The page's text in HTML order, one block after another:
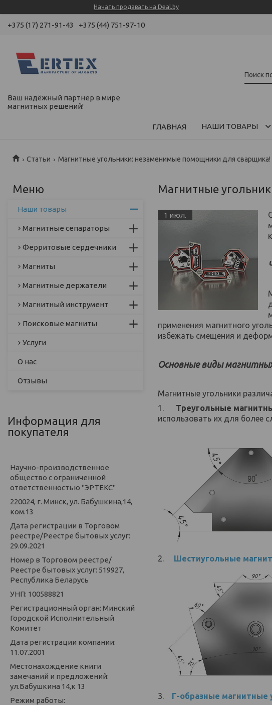
Начать продавать на Deal.by
+375 (17) 271-91-43 +375 (44) 751-97-10
Ваш надёжный партнер в мире
магнитных решений!
ГЛАВНАЯ НАШИ ТОВАРЫ
Статьи Магнитные угольники: незаменимые помощники для сварщика!
Магнитные
1 июл.
применения магнитного
избежать смещения и
Основные виды
Магнитные угольники
1. Треугольные
использовать их для более
2. Шестиугольные
3. Г-образные магнитные
Наши товары
Магнитные сепараторы
Ферритовые сердечники
Магниты
Магнитные держатели
Магнитный инструмент
Поисковые магниты
Услуги
О нас
Отзывы
Информация для
покупателя
Научно-производственное
общество с ограниченной
ответственностью "ЭРТЕКС"
220024, г. Минск, ул. Бабушкина,14,
ком.13
Дата регистрации в Торговом
реестре/Реестре бытовых услуг:
29.09.2021
Номер в Торговом реестре/
Реестре бытовых услуг: 519927,
Республика Беларусь
УНП: 100588821
Регистрационный орган: Минский
Городской Исполнительный
Комитет
Дата регистрации компании:
11.07.2001
Местонахождение книги
замечаний и предложений:
ул.Бабушкина 14,к 13
Режим работы: